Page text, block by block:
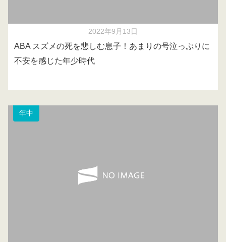
2022年9月13日
ABA スズメの死を悲しむ息子！あまりの号泣っぷりに
不安を感じた年少時代
年中